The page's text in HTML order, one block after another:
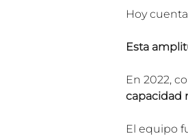
Hoy
Esta
En 2022,
capacidad
El equipo